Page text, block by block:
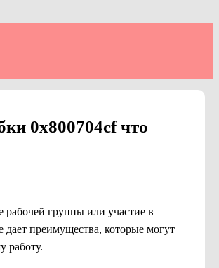
0х800704cf что
рабочей группы или участие в
дает преимущества, которые могут
работу.